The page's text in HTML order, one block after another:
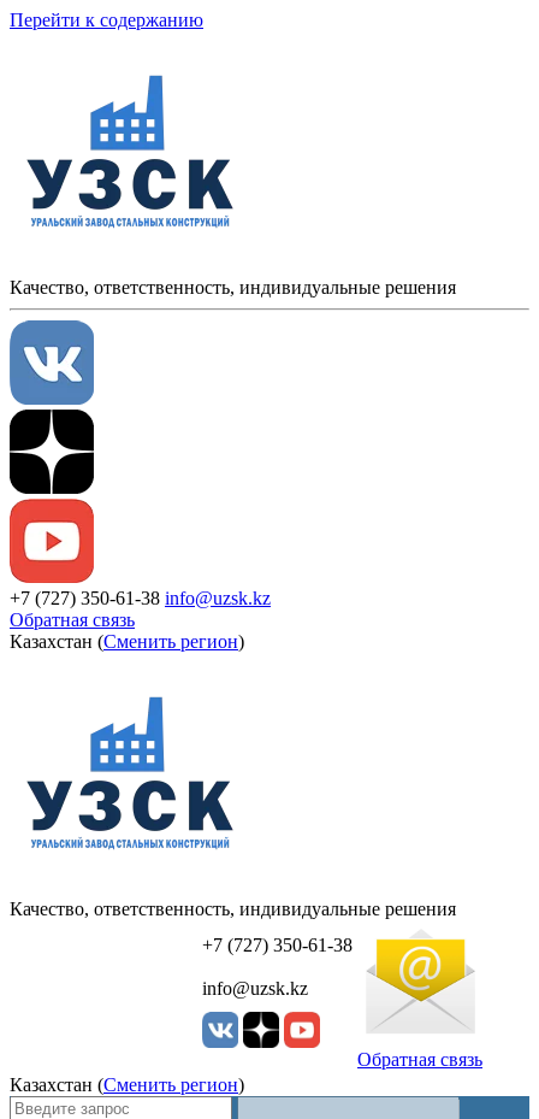
Перейти к содержанию
Качество, ответственность, индивидуальные решения
+7 (727) 350-61-38 info@uzsk.kz
Обратная связь
Казахстан (Сменить регион)
УЗСК Казахстан
Качество, ответственность, индивидуальные решения
+7 (727) 350-61-38
info@uzsk.kz
Обратная связь
Казахстан (Сменить регион)